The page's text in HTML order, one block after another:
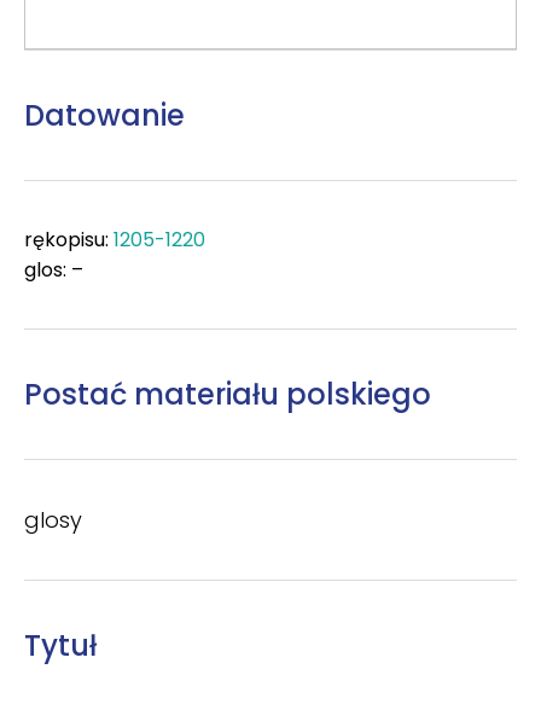
Datowanie
rękopisu: 1205-1220
glos: –
Postać materiału polskiego
glosy
Tytuł